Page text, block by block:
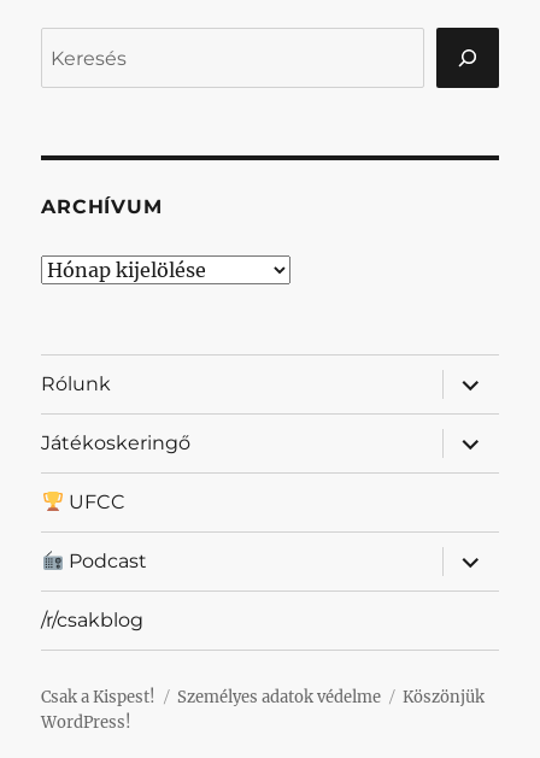
ARCHÍVUM
Archívum
Rólunk
almenü
Játékoskeringő
almenü
UFCC
Podcast
almenü
/r/csakblog
Csak a Kispest! Személyes adatok védelme
Köszönjük
WordPress!